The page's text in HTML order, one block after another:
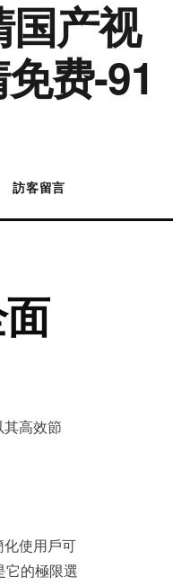
国产视
费-91
訪客留言
其高效節
化使用戶可
它的極限選